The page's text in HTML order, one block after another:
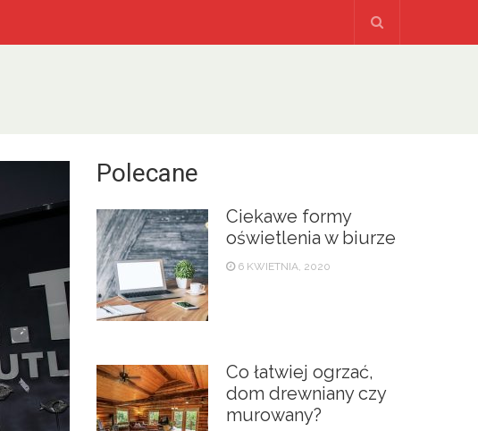
Polecane
Ciekawe formy
oświetlenia w biurze
6 KWIETNIA, 2020
Co łatwiej ogrzać,
dom drewniany czy
murowany?